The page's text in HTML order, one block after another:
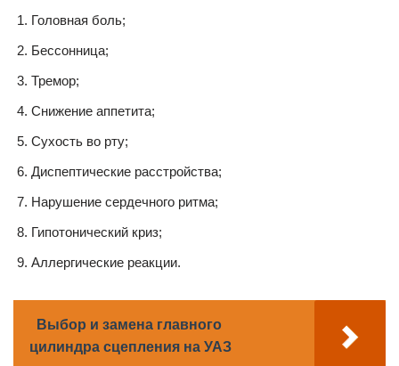
Головная боль;
Бессонница;
Тремор;
Снижение аппетита;
Сухость во рту;
Диспептические расстройства;
Нарушение сердечного ритма;
Гипотонический криз;
Аллергические реакции.
Выбор и замена главного
цилиндра сцепления на УАЗ